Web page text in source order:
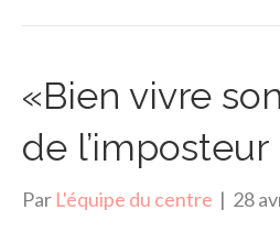
«Bien vivre
de l’imposteur
Par L'équipe du centre | 28